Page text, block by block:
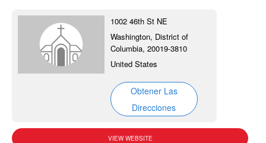
1002 46th St NE
Washington, District of
Columbia, 20019-3810
United States
Obtener Las
Direcciones
VIEW WEBSITE